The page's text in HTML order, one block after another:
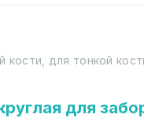
кости, для тонкой
для